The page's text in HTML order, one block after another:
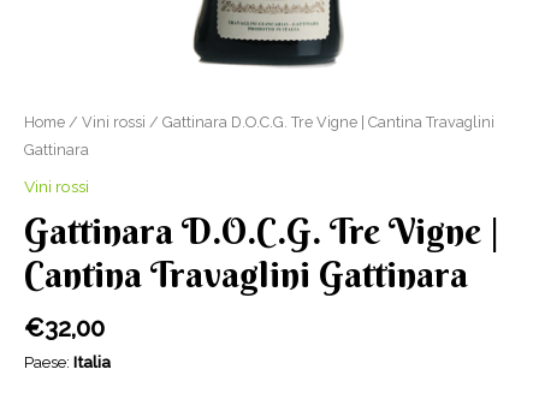
Home / Vini rossi / Gattinara D.O.C.G. Tre Vigne | Cantina Travaglini
Gattinara
Vini rossi
Gattinara D.O.C.G. Tre Vigne |
Cantina Travaglini Gattinara
€32,00
Paese: Italia